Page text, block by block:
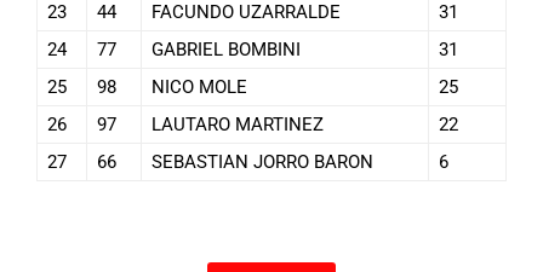
23 44 FACUNDO UZARRALDE
31
24
77 GABRIEL BOMBINI
31
25
98 NICO MOLE
25
26
97 LAUTARO MARTINEZ
22
27
66 SEBASTIAN JORRO BARON 6